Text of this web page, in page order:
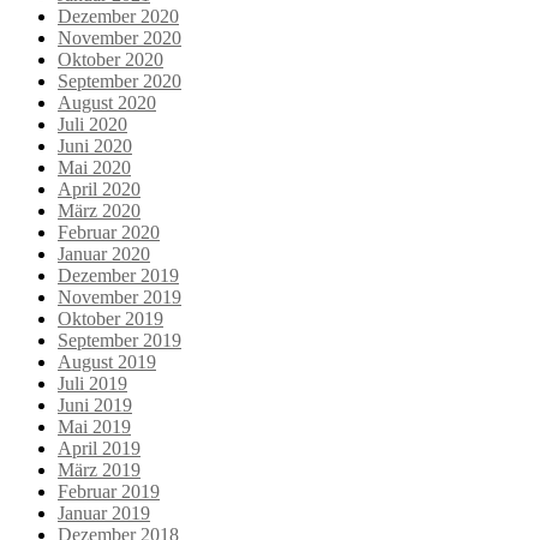
Dezember 2020
November 2020
Oktober 2020
September 2020
August 2020
Juli 2020
Juni 2020
Mai 2020
April 2020
März 2020
Februar 2020
Januar 2020
Dezember 2019
November 2019
Oktober 2019
September 2019
August 2019
Juli 2019
Juni 2019
Mai 2019
April 2019
März 2019
Februar 2019
Januar 2019
Dezember 2018